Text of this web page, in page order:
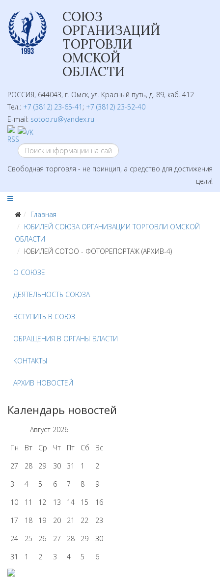
СОЮЗ
ОРГАНИЗАЦИЙ
ТОРГОВЛИ
ОМСКОЙ
ОБЛАСТИ
РОССИЯ, 644043, г. Омск, ул. Красный путь, д. 89, каб. 412
Тел.: +7 (3812) 23-65-41 ; +7 (3812) 23-52-40
E-mail: sotoo.ru@yandex.ru
Свободная торговля - не принцип, а средство для достижения
цели!
Главная
ЮБИЛЕЙ СОЮЗА ОРГАНИЗАЦИИ ТОРГОВЛИ ОМСКОЙ
ОБЛАСТИ
ЮБИЛЕЙ СОТОО - ФОТОРЕПОРТАЖ (АРХИВ-4)
О СОЮЗЕ
ДЕЯТЕЛЬНОСТЬ СОЮЗА
ВСТУПИТЬ В СОЮЗ
ОБРАЩЕНИЯ В ОРГАНЫ ВЛАСТИ
КОНТАКТЫ
АРХИВ НОВОСТЕЙ
Календарь новостей
Август 2026
Пн
Вт Ср Чт Пт Сб
Вс
27
28 29 30 31 1
2
3
4 5 6 7 8
9
10
11 12 13 14 15
16
17
18 19 20 21 22
23
24
25 26 27 28 29
30
31
1 2 3 4 5 6